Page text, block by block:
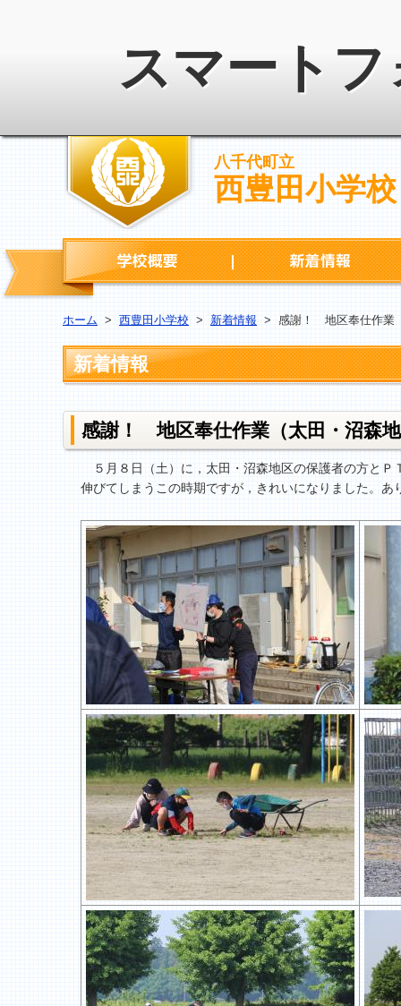
スマート
八千代町立
西豊田小学校
学校概要
ホーム > 西豊田小学校 > 新着情報 > 感謝！ 地区奉仕作業
新着情報
感謝！ 地区奉仕作業（太田・沼森
５月８日（土）に，太田・沼森地区の保護者の方とＰ
伸びてしまうこの時期ですが，きれいになりました。あ